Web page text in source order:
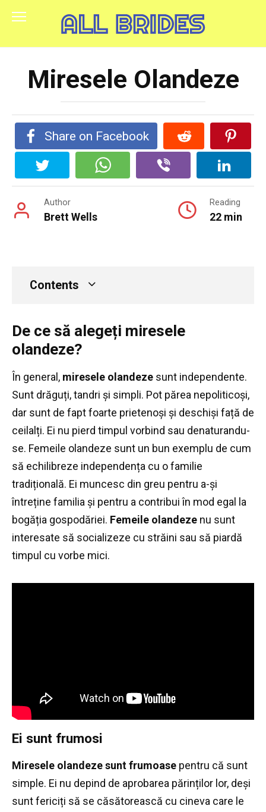
Miresele Olandeze
Share on Facebook
Author
Brett Wells
Reading
22 min
Contents
De ce să alegeți miresele
olandeze?
În general, miresele olandeze sunt independente.
Sunt drăguți, tandri și simpli. Pot părea nepoliticoși,
dar sunt de fapt foarte prietenoși și deschiși față de
ceilalți. Ei nu pierd timpul vorbind sau denaturandu-
se. Femeile olandeze sunt un bun exemplu de cum
să echilibreze independența cu o familie
tradițională. Ei muncesc din greu pentru a-și
întreține familia și pentru a contribui în mod egal la
bogăția gospodăriei. Femeile olandeze nu sunt
interesate să socializeze cu străini sau să piardă
timpul cu vorbe mici.
Ei sunt frumosi
Miresele olandeze sunt frumoase pentru că sunt
simple. Ei nu depind de aprobarea părinților lor, deși
sunt fericiți să se căsătorească cu cineva care le